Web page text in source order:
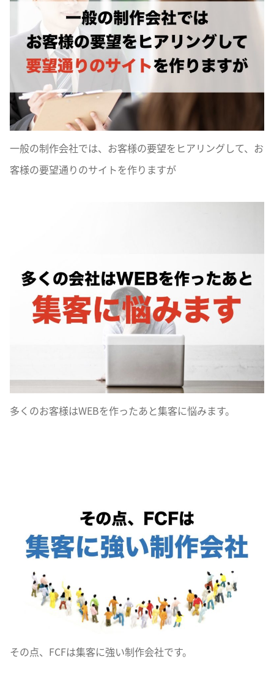
一般の制作会社では、お客様の要望をヒアリングして、お
客様の要望通りのサイトを作りますが
多くのお客様はWEBを作ったあと集客に悩みます。
その点、FCFは集客に強い制作会社です。